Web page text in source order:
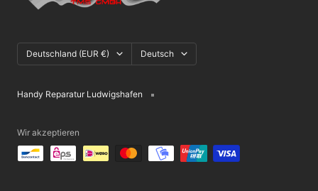
Land/Region
Deutschland (EUR €) Sprache
Deutsch
Handy Reparatur Ludwigshafen
Wir akzeptieren